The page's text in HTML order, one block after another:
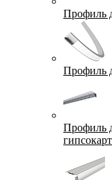
Профиль
Профиль
Профиль